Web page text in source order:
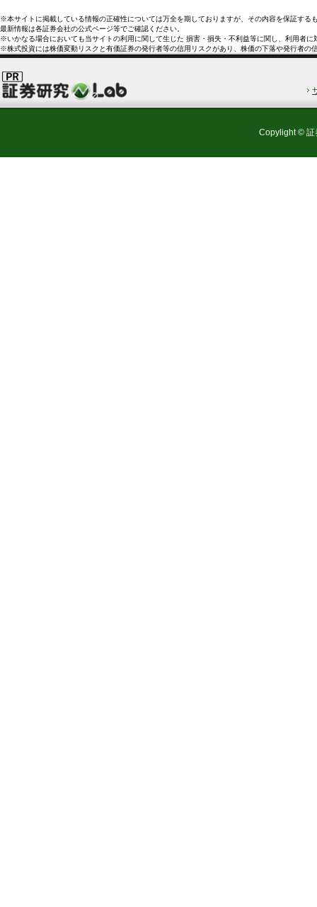
※本サイトに掲載している情報の正確性については万全を期しておりますが、その内容を保証す
最新情報は各証券会社の公式ページ等でご確認ください。
※いかなる場合においても当サイトの利用に関して生じた 損害・損失・不利益等に関し、利用者に
※株式投資には株価変動リスクと有価証券の発行者等の信用リスクがあり、株価の下落や発行者
Copylight © 証